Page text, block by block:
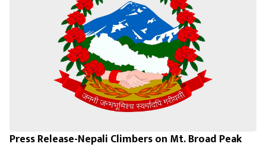
Press Release-Nepali Climbers on Mt. Broad Peak